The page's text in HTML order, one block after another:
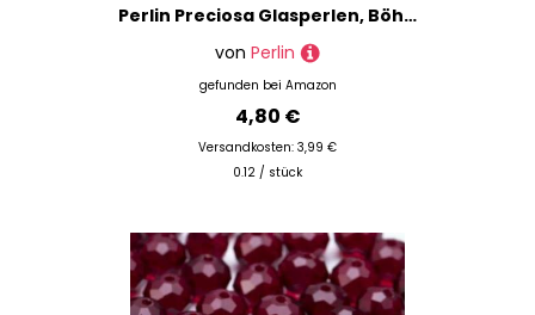
Perlin Preciosa Glasperlen, Böhmische Kristallperlen 4mm Doppelkegel Tschechische Perlen Glasschliffperlen 40 Stk (Schwarz Diamant Gold AB)
von Perlin
gefunden bei Amazon
4,80 €
Versandkosten: 3,99 €
0.12 / stück